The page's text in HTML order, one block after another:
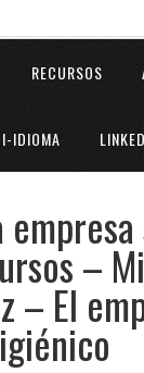
RECURSOS
IDIOMA
–
– El